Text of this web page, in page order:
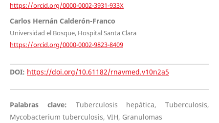
https://orcid.org/0000-0002-3931-933X
Carlos Hernán Calderón-Franco
Universidad el Bosque, Hospital Santa Clara
https://orcid.org/0000-0002-9823-8409
DOI: https://doi.org/10.61182/rnavmed.v10n2a5
Palabras clave: Tuberculosis hepática, Tuberculosis,
Mycobacterium tuberculosis, VIH, Granulomas